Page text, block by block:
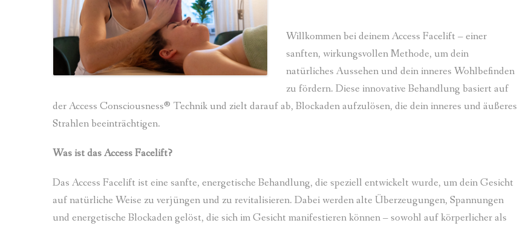
Willkommen bei deinem Access Facelift – einer
sanften, wirkungsvollen Methode, um dein
natürliches Aussehen und dein inneres Wohlbefinden
zu fördern. Diese innovative Behandlung basiert auf
der Access Consciousness® Technik und zielt darauf ab, Blockaden aufzulösen, die dein inneres und äußeres
Strahlen beeinträchtigen.
Was ist das Access Facelift?
Das Access Facelift ist eine sanfte, energetische Behandlung, die speziell entwickelt wurde, um dein Gesicht
auf natürliche Weise zu verjüngen und zu revitalisieren. Dabei werden alte Überzeugungen, Spannungen
und energetische Blockaden gelöst, die sich im Gesicht manifestieren können – sowohl auf körperlicher als